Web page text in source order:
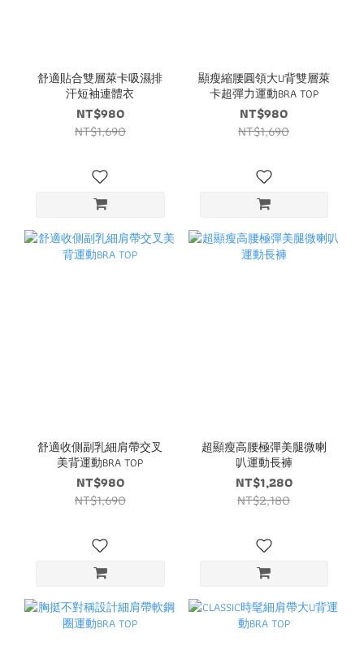
舒適貼合雙層萊卡吸濕排
汗短袖連體衣
NT$980
NT$1,690
顯瘦縮腰圓領大U背雙層萊
卡超彈力運動BRA TOP
NT$980
NT$1,690
舒適收側副乳細肩帶交叉
美背運動BRA TOP
NT$980
NT$1,690
超顯瘦高腰極彈美腿微喇
叭運動長褲
NT$1,280
NT$2,180